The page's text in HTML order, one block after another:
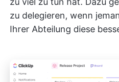
zu delegieren, wenn
Ihrer Abteilung diese